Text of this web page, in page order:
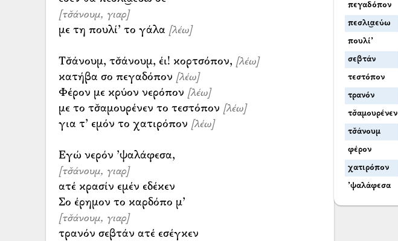
[τσ̌άνουμ, γιαρ]
με τη πουλί’ το γάλα [λέω]
Τσ̌άνουμ, τσ̌άνουμ, έι! κορτσόπον, [λέω]
κατήβα σο πεγαδόπον [λέω]
Φέρον με κρύον νερόπον [λέω]
με το τσ̌αμουρένεν το τεστόπον [λέω]
για τ’ εμόν το χατιρόπον [λέω]
[τσ̌άνουμ, γιαρ]
ατέ κρασίν εμέν εδέκεν
[τσ̌άνουμ, γιαρ]
τρανόν σεβτάν ατέ εσέγκεν
πεγαδόπον
πεσλι͜αεύω
πουλί’
σεβτάν
τεστόπον
τρανόν
τσ̌αμουρένεν
τσ̌άνουμ
φέρον
χατιρόπον
’ψαλάφεσα